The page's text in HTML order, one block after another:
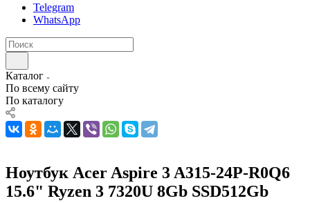
Telegram
WhatsApp
Каталог
По всему сайту
По каталогу
Ноутбук Acer Aspire 3 A315-24P-R0Q6
15.6" Ryzen 3 7320U 8Gb SSD512Gb